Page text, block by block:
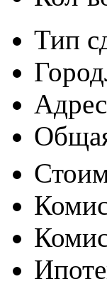
Тип
Город
Адрес